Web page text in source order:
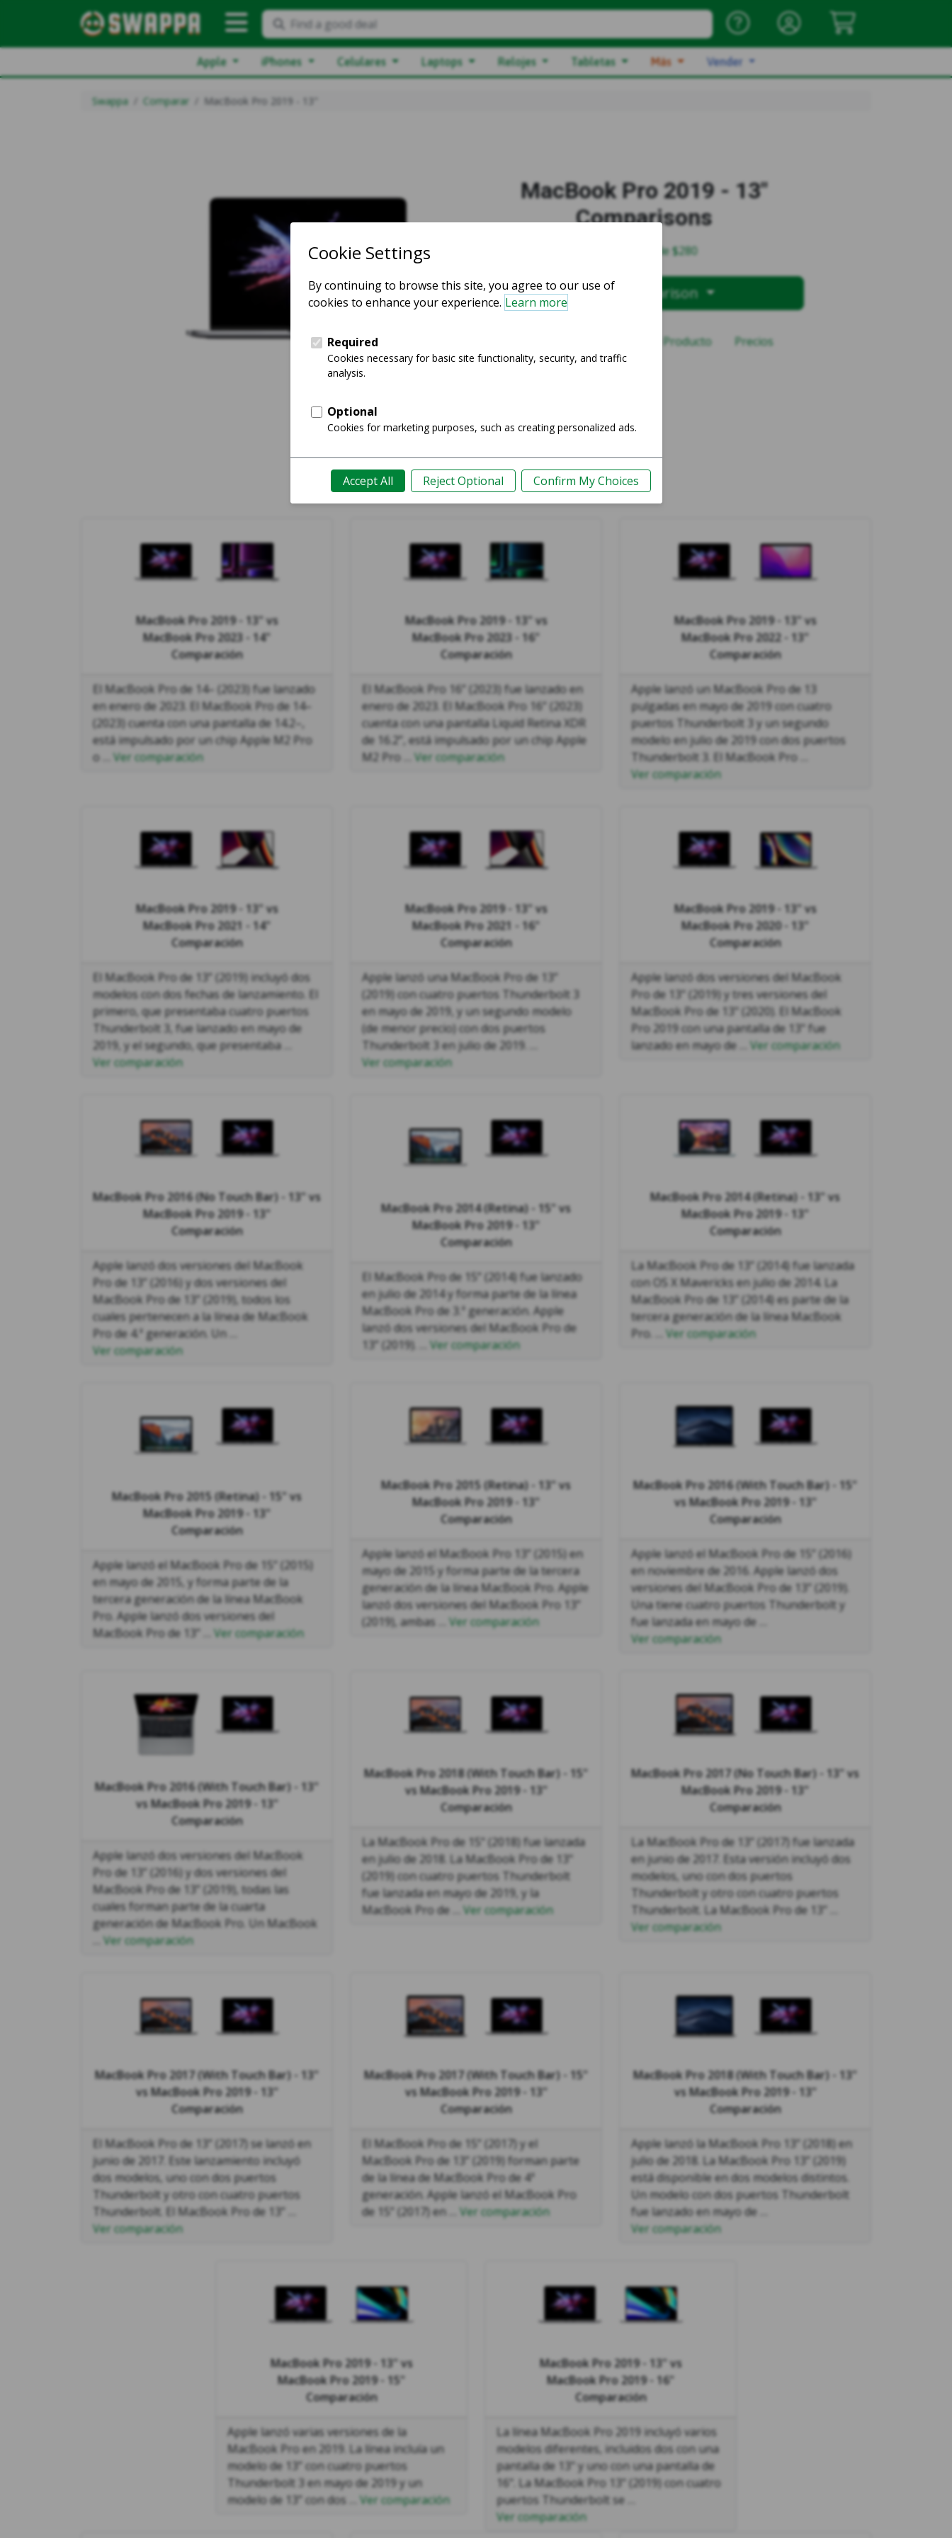
Find a good deal
Apple iPhones Celulares Laptops Relojes Tabletas Más Vender
Swappa Comparar MacBook Pro 2019 - 13"
MacBook Pro 2019 - 13"
Comparisons
Empieza desde$280
Select Comparison
Guía de Producto Precios
MacBook Pro 2019 - 13" vs
MacBook Pro 2023 - 14"
Comparación
El MacBook Pro de 14– (2023) fue lanzado
en enero de 2023. El MacBook Pro de 14–
(2023) cuenta con una pantalla de 14.2–,
está impulsado por un chip Apple M2 Pro
o … Ver comparación
MacBook Pro 2019 - 13" vs
MacBook Pro 2023 - 16"
Comparación
El MacBook Pro 16” (2023) fue lanzado en
enero de 2023. El MacBook Pro 16” (2023)
cuenta con una pantalla Liquid Retina XDR
de 16.2”, está impulsado por un chip Apple
M2 Pro … Ver comparación
MacBook Pro 2019 - 13" vs
MacBook Pro 2022 - 13"
Comparación
Apple lanzó un MacBook Pro de 13
pulgadas en mayo de 2019 con cuatro
puertos Thunderbolt 3 y un segundo
modelo en julio de 2019 con dos puertos
Thunderbolt 3. El MacBook Pro …
Ver comparación
MacBook Pro 2019 - 13" vs
MacBook Pro 2021 - 14"
Comparación
El MacBook Pro de 13” (2019) incluyó dos
modelos con dos fechas de lanzamiento. El
primero, que presentaba cuatro puertos
Thunderbolt 3, fue lanzado en mayo de
2019, y el segundo, que presentaba …
Ver comparación
MacBook Pro 2019 - 13" vs
MacBook Pro 2021 - 16"
Comparación
Apple lanzó una MacBook Pro de 13”
(2019) con cuatro puertos Thunderbolt 3
en mayo de 2019, y un segundo modelo
(de menor precio) con dos puertos
Thunderbolt 3 en julio de 2019. …
Ver comparación
MacBook Pro 2019 - 13" vs
MacBook Pro 2020 - 13"
Comparación
Apple lanzó dos versiones del MacBook
Pro de 13" (2019) y tres versiones del
MacBook Pro de 13" (2020). El MacBook
Pro 2019 con una pantalla de 13" fue
lanzado en mayo de … Ver comparación
MacBook Pro 2016 (No Touch Bar) - 13" vs
MacBook Pro 2019 - 13"
Comparación
Apple lanzó dos versiones del MacBook
Pro de 13” (2016) y dos versiones del
MacBook Pro de 13” (2019), todos los
cuales pertenecen a la línea de MacBook
Pro de 4.ª generación. Un …
Ver comparación
MacBook Pro 2014 (Retina) - 15" vs
MacBook Pro 2019 - 13"
Comparación
El MacBook Pro de 15” (2014) fue lanzado
en julio de 2014 y forma parte de la línea
MacBook Pro de 3.ª generación. Apple
lanzó dos versiones del MacBook Pro de
13” (2019). … Ver comparación
MacBook Pro 2014 (Retina) - 13" vs
MacBook Pro 2019 - 13"
Comparación
La MacBook Pro de 13’’ (2014) fue lanzada
con OS X Mavericks en julio de 2014. La
MacBook Pro de 13’’ (2014) es parte de la
tercera generación de la línea MacBook
Pro. … Ver comparación
MacBook Pro 2015 (Retina) - 15" vs
MacBook Pro 2019 - 13"
Comparación
Apple lanzó el MacBook Pro de 15’’ (2015)
en mayo de 2015, y forma parte de la
tercera generación de la línea MacBook
Pro. Apple lanzó dos versiones del
MacBook Pro de 13’’ … Ver comparación
MacBook Pro 2015 (Retina) - 13" vs
MacBook Pro 2019 - 13"
Comparación
Apple lanzó el MacBook Pro 13” (2015) en
mayo de 2015 y forma parte de la tercera
generación de la línea MacBook Pro. Apple
lanzó dos versiones del MacBook Pro 13”
(2019), ambas … Ver comparación
MacBook Pro 2016 (With Touch Bar) - 15"
vsMacBook Pro 2019 - 13"
Comparación
Apple lanzó el MacBook Pro de 15’’ (2016)
en noviembre de 2016. Apple lanzó dos
versiones del MacBook Pro de 13’’ (2019).
Una tiene cuatro puertos Thunderbolt y
fue lanzada en mayo de …
Ver comparación
MacBook Pro 2016 (With Touch Bar) - 13"
vsMacBook Pro 2019 - 13"
Comparación
Apple lanzó dos versiones del MacBook
Pro de 13” (2016) y dos versiones del
MacBook Pro de 13” (2019), todas las
cuales forman parte de la cuarta
generación de MacBook Pro. Un MacBook
Ver comparación
MacBook Pro 2018 (With Touch Bar) - 15"
vsMacBook Pro 2019 - 13"
Comparación
La MacBook Pro de 15" (2018) fue lanzada
en julio de 2018. La MacBook Pro de 13"
(2019) con cuatro puertos Thunderbolt
fue lanzada en mayo de 2019, y la
MacBook Pro de … Ver comparación
MacBook Pro 2017 (No Touch Bar) - 13" vs
MacBook Pro 2019 - 13"
Comparación
La MacBook Pro de 13’’ (2017) fue lanzada
en junio de 2017. Esta versión incluyó dos
modelos, uno con dos puertos
Thunderbolt y otro con cuatro puertos
Thunderbolt. La MacBook Pro de 13’’ …
Ver comparación
MacBook Pro 2017 (With Touch Bar) - 13"
vsMacBook Pro 2019 - 13"
Comparación
El MacBook Pro de 13” (2017) se lanzó en
junio de 2017. Este lanzamiento incluyó
dos modelos, uno con dos puertos
Thunderbolt y otro con cuatro puertos
Thunderbolt. El MacBook Pro de 13” …
Ver comparación
MacBook Pro 2017 (With Touch Bar) - 15"
vsMacBook Pro 2019 - 13"
Comparación
El MacBook Pro de 15” (2017) y el
MacBook Pro de 13” (2019) forman parte
de la línea de MacBook Pro de 4ª
generación. Apple lanzó el MacBook Pro
de 15” (2017) en … Ver comparación
MacBook Pro 2018 (With Touch Bar) - 13"
vsMacBook Pro 2019 - 13"
Comparación
Apple lanzó la MacBook Pro 13’’ (2018) en
julio de 2018. La MacBook Pro 13’’ (2019)
está disponible en dos modelos distintos.
Un modelo con dos puertos Thunderbolt
fue lanzado en mayo de …
Ver comparación
MacBook Pro 2019 - 13" vs
MacBook Pro 2019 - 15"
Comparación
Apple lanzó varias versiones de la
MacBook Pro en 2019. La línea incluía un
modelo de 13’’ con cuatro puertos
Thunderbolt 3 en mayo de 2019 y un
modelo de 13’’ con dos … Ver comparación
MacBook Pro 2019 - 13" vs
MacBook Pro 2019 - 16"
Comparación
La línea MacBook Pro 2019 incluyó varios
modelos diferentes, incluidos dos con una
pantalla de 13" y uno con una pantalla de
16". La MacBook Pro 13" (2019) con cuatro
puertos Thunderbolt se …
Ver comparación